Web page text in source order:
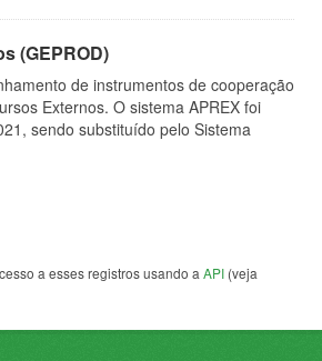
(GEPROD)
de instrumentos de cooperação
Externos. O sistema APREX foi
sendo substituído pelo Sistema
a esses registros usando a API (veja